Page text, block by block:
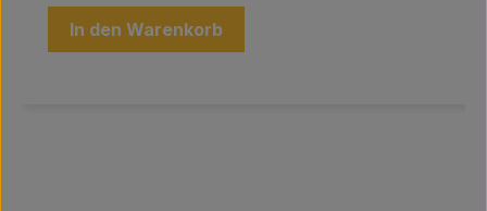
In den Warenkorb